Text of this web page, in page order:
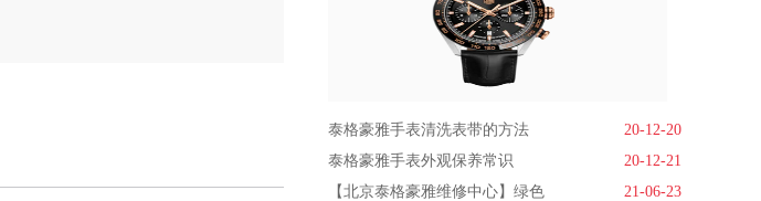
泰格豪雅手表清洗表带的方法
20-12-20
泰格豪雅手表外观保养常识
20-12-21
【北京泰格豪雅维修中心】绿色
21-06-23